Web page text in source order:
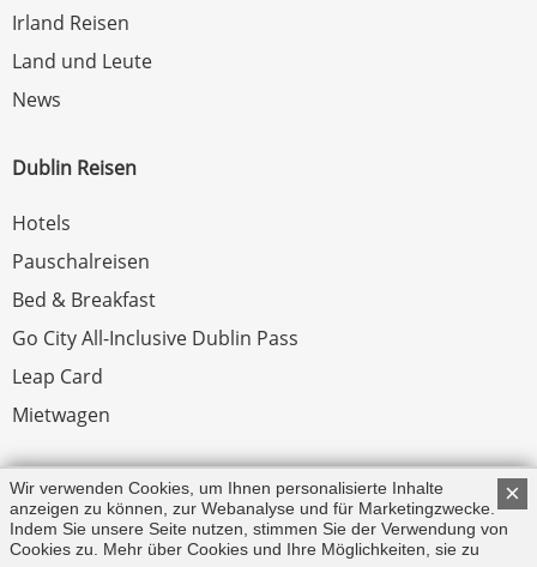
Irland Reisen
Land und Leute
News
Dublin Reisen
Hotels
Pauschalreisen
Bed & Breakfast
Go City All-Inclusive Dublin Pass
Leap Card
Mietwagen
Rechtliches
Impressum
×
Wir verwenden Cookies, um Ihnen personalisierte Inhalte
anzeigen zu können, zur Webanalyse und für Marketingzwecke.
Indem Sie unsere Seite nutzen, stimmen Sie der Verwendung von
Cookies zu. Mehr über Cookies und Ihre Möglichkeiten, sie zu